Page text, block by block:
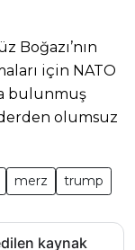
Boğazı’nın
için NATO
bulunmuş
olumsuz
merz trump
kaynak